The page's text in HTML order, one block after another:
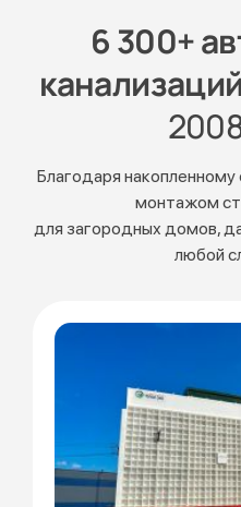
6 300+
Благодаря накопленному
монтажом
для загородных домов,
любой